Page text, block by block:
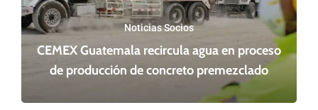
Noticias Socios
CEMEX Guatemala recircula agua en proceso
de producción de concreto premezclado